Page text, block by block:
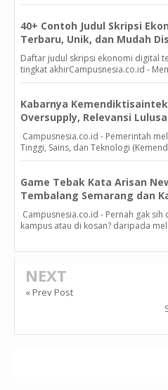
40+ Contoh Judul Skripsi
Terbaru, Unik, dan Mudah
Daftar judul skripsi ekonomi digital
tingkat akhirCampusnesia.co.id -
Kabarnya
Oversupply, Relevansi
Campusnesia.co.id - Pemerintah
Tinggi, Sains, dan Teknologi
Game Tebak Kata Arisan
Tembalang Semarang dan
Campusnesia.co.id - Pernah gak
kampus atau di kosan? daripada
NEXT
« Prev Post